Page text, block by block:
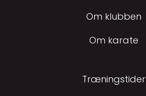
Om klubben
Om karate
Træningstider